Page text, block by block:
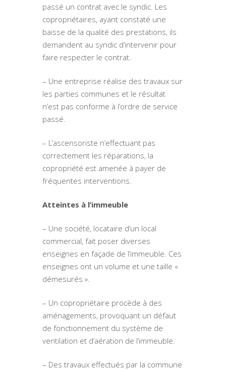
passé un contrat avec le syndic. Les
copropriétaires, ayant constaté une
baisse de la qualité des prestations, ils
demandent au syndic d’intervenir pour
faire respecter le contrat.
– Une entreprise réalise des travaux sur
les parties communes et le résultat
n’est pas conforme à l’ordre de service
passé.
– L’ascensoriste n’effectuant pas
correctement les réparations, la
copropriété est amenée à payer de
fréquentes interventions.
Atteintes à l’immeuble
– Une société, locataire d’un local
commercial, fait poser diverses
enseignes en façade de l’immeuble. Ces
enseignes ont un volume et une taille «
démesurés ».
– Un copropriétaire procède à des
aménagements, provoquant un défaut
de fonctionnement du système de
ventilation et d’aération de l’immeuble.
– Des travaux effectués par la commune